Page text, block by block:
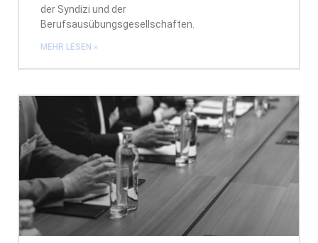
der Syndizi und der
Berufsausübungsgesellschaften.
MEHR LESEN »